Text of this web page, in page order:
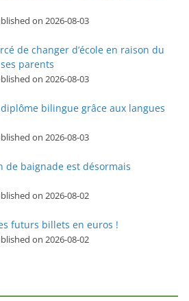
on 2026-08-03
de changer d’école en raison du
parents
on 2026-08-03
bilingue grâce aux langues
on 2026-08-03
baignade est désormais
on 2026-08-02
futurs billets en euros !
on 2026-08-02